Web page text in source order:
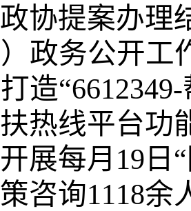
协提案办理
）政务公开工
造
热线平台功
展每月19日
咨询1118余